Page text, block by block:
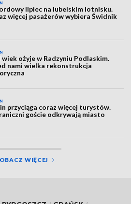
lipiec na lubelskim lotnisku.
więcej pasażerów wybiera Świdnik
wiek ożyje w Radzyniu Podlaskim.
nami wielka rekonstrukcja
przyciąga coraz więcej turystów.
goście odkrywają miasto
WIĘCEJ